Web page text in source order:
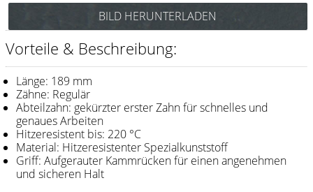
Y.S. Park
Fejic
e-kwip
Bürsten
Y.S. Park
Werkzeugtaschen
Y.S. Park Carbon Schneidekamm Nr.336
(schwarz) Art.Nr.: 85Y336cs
(blau) Art.Nr.: 85y336b
Y.S. Park Schneidekamm Nr.336
(graphit) Art.Nr.: 85y336g
Y.S. Park Schneidekamm Nr.336
(rot) Art.Nr.: 85y336r
Y.S. Park Schneidekamm Nr.336
(weiß) Art.Nr.: 85y336w
BILD HERUNTERLADEN
Vorteile & Beschreibung:
Länge: 189 mm
Zähne: Regulär
Abteilzahn: gekürzter erster Zahn für schnelles und
genaues Arbeiten
Hitzeresistent bis: 220 °C
Material: Hitzeresistenter Spezialkunststoff
Griff: Aufgerauter Kammrücken für einen angenehmen
und sicheren Halt